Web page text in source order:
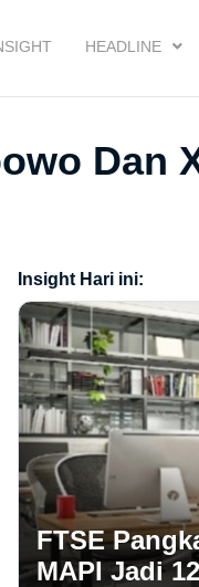
HEADLINE
Dan
Insight Hari ini:
FTSE
MAPI Jadi